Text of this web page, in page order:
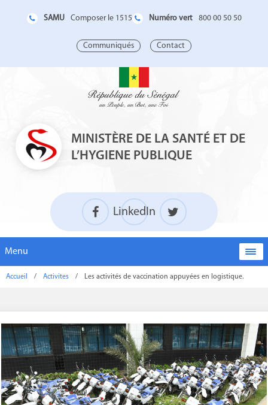
SAMU Composer le 1515 Numéro vert 800 00 50 50
Communiqués Contact
MINISTÈRE DE LA SANTÉ ET DE
L’HYGIENE PUBLIQUE
LinkedIn
Menu
Accueil / Activites / Les activités de vaccination appuyées en logistique.